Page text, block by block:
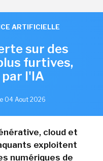
ARTIFICIELLE
sur des
furtives,
l'IA
04 Aout 2026
cloud et
exploitent
numériques de